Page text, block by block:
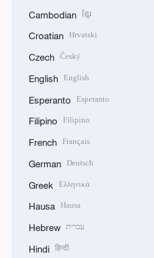
Cambodian ខ្មែរ
Croatian Hrvatski
Czech Český
English English
Esperanto Esperanto
Filipino Filipino
French Français
German Deutsch
Greek Ελληνικά
Hausa Hausa
Hebrew עברית
Hindi हिन्दी